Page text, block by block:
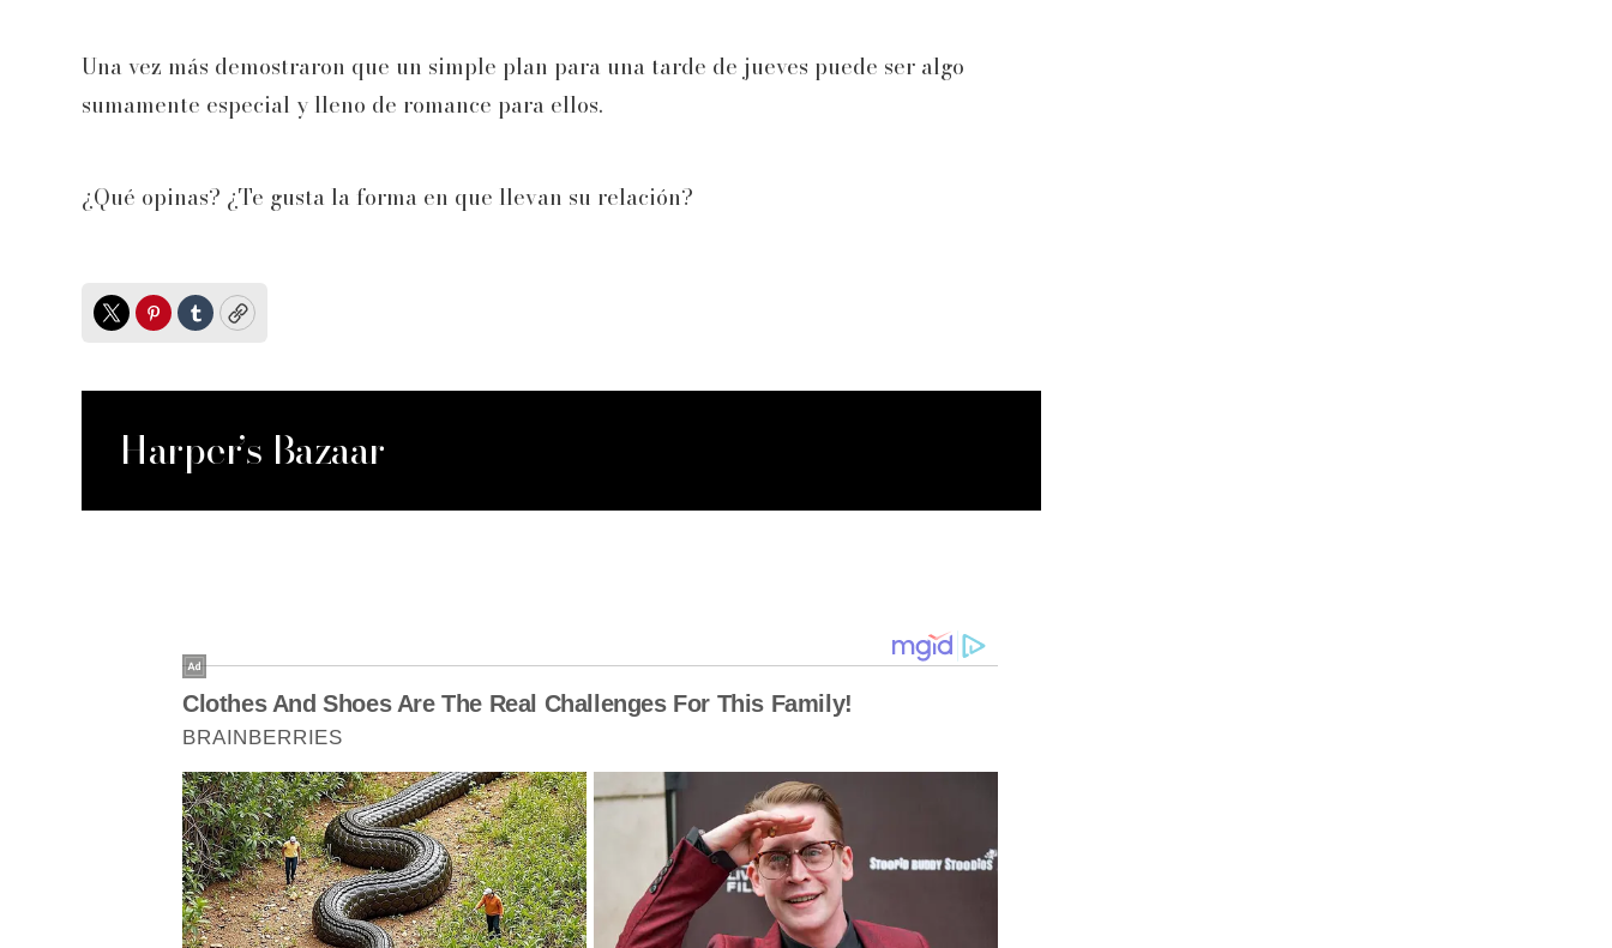
Una vez más demostraron que un simple plan para una tarde de jueves puede ser algo
sumamente especial y lleno de romance para ellos.
¿Qué opinas? ¿Te gusta la forma en que llevan su relación?
TwitterPinterest
TumblrCopy
Harper’s Bazaar